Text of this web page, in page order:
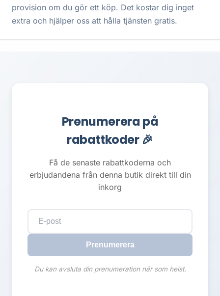
provision om du gör ett köp. Det kostar dig inget
extra och hjälper oss att hålla tjänsten gratis.
Prenumerera på
rabattkoder 🎉
Få de senaste rabattkoderna och
erbjudandena från denna butik direkt till din
inkorg
Prenumerera
Du kan avsluta din prenumeration när som helst.